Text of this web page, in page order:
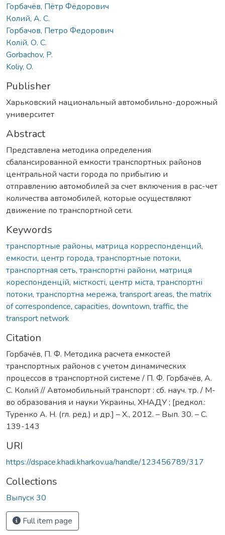
Горбачёв, Пётр Фёдорович
Колий, А. С.
Горбачов, Петро Федорович
Колій, О. С.
Gorbachov, P.
Koliy, O.
Publisher
Харьковский национальный автомобильно-дорожный
университет
Abstract
Представлена методика определения
сбалансированной емкости транспортных районов
центральной части города по прибытию и
отправлению автомобилей за счет включения в рас-чет
количества автомобилей, которые осуществляют
движение по транспортной сети.
Keywords
транспортные районы, матрица корреспонденций,
емкости, центр города, транспортные потоки,
транспортная сеть, транспортні райони, матриця
кореспонденцій, місткості, центр міста, транспортні
потоки, транспортна мережа, transport areas, the matrix
of correspondence, capacities, downtown, traffic, the
transport network
Citation
Горбачёв, П. Ф. Методика расчета емкостей
транспортных районов с учетом динамических
процессов в транспортной системе / П. Ф. Горбачёв, А.
С. Колий // Автомобильный транспорт : сб. науч. тр. / М-
во образования и науки Украины, ХНАДУ ; [редкол.:
Туренко А. Н. (гл. ред.) и др.] – Х., 2012. – Вып. 30. – С.
139-143
URI
https://dspace.khadi.kharkov.ua/handle/123456789/317
Collections
Выпуск 30
Full item page